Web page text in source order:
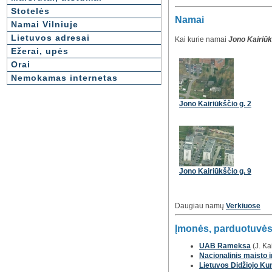
Stotelės
Namai Vilniuje
Lietuvos adresai
Ežerai, upės
Orai
Nemokamas internetas
Namai
Kai kurie namai Jono
Jono Kairiūkščio g. 2
Jono Kairiūkščio g. 9
Daugiau namų Verkiuose
Įmonės,
UAB Rameksa (J.
Nacionalinis maisto
Lietuvos Didžiojo